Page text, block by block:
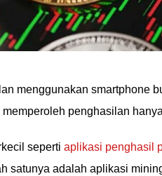
menggunakan smartphone
penghasilan
seperti aplikasi penghasil
satunya adalah aplikasi